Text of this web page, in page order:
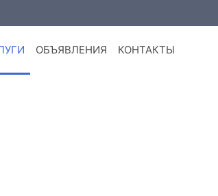
ОБЪЯВЛЕНИЯ КОНТАКТЫ